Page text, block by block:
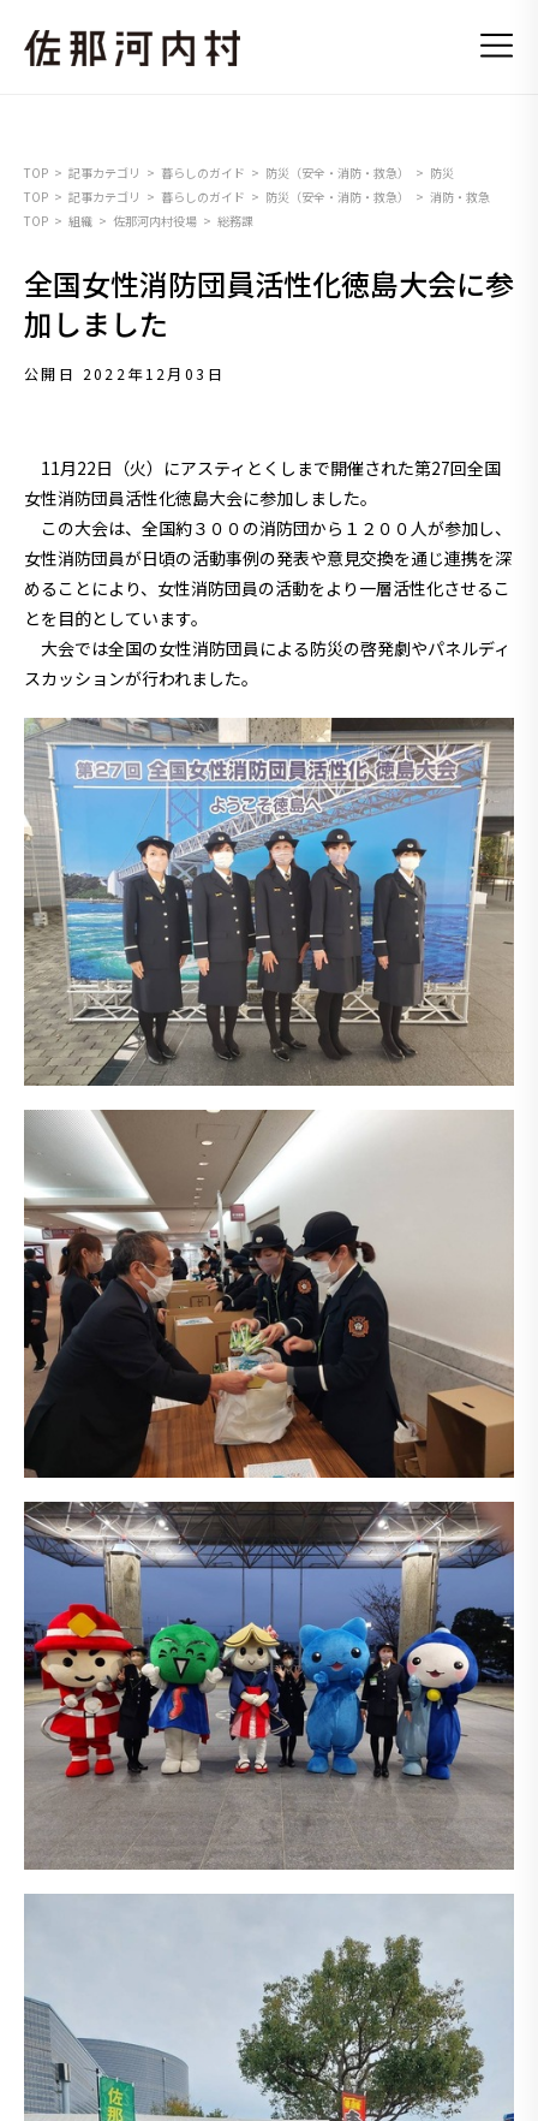
TOP 記事カテゴリ 暮らしのガイド 防災（安全・消防・救急）
防災
TOP
記事カテゴリ 暮らしのガイド 防災（安全・消防・救急）
消防・救急
TOP
組織 佐那河内村役場 総務課
全国女性消防団員活性化徳島大会に参
加しました
公開日 2022年12月03日
11月22日（火）にアスティとくしまで開催された第27回全国
女性消防団員活性化徳島大会に参加しました。
この大会は、全国約３００の消防団から１２００人が参加し、
女性消防団員が日頃の活動事例の発表や意見交換を通じ連携を深
めることにより、女性消防団員の活動をより一層活性化させるこ
とを目的としています。
大会では全国の女性消防団員による防災の啓発劇やパネルディ
スカッションが行われました。